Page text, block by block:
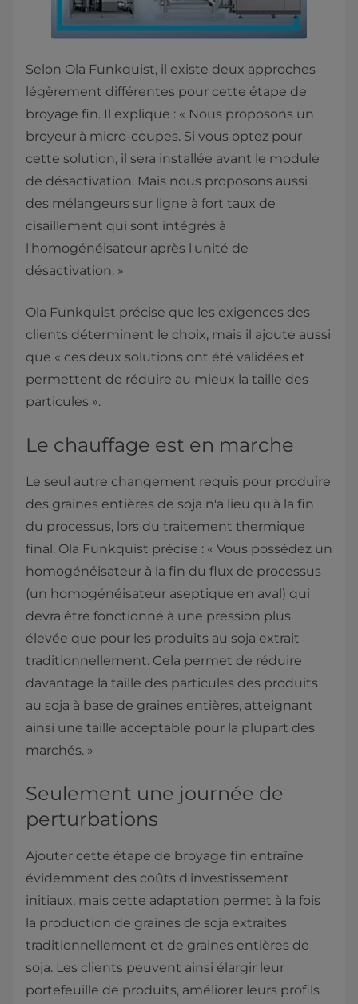
Selon Ola Funkquist, il existe deux approches
légèrement différentes pour cette étape de
broyage fin. Il explique : « Nous proposons un
broyeur à micro-coupes. Si vous optez pour
cette solution, il sera installée avant le module
de désactivation. Mais nous proposons aussi
des mélangeurs sur ligne à fort taux de
cisaillement qui sont intégrés à
l'homogénéisateur après l'unité de
désactivation. »
Ola Funkquist précise que les exigences des
clients déterminent le choix, mais il ajoute aussi
que « ces deux solutions ont été validées et
permettent de réduire au mieux la taille des
particules ».
Le chauffage est en marche
Le seul autre changement requis pour produire
des graines entières de soja n'a lieu qu'à la fin
du processus, lors du traitement thermique
final. Ola Funkquist précise : « Vous possédez un
homogénéisateur à la fin du flux de processus
(un homogénéisateur aseptique en aval) qui
devra être fonctionné à une pression plus
élevée que pour les produits au soja extrait
traditionnellement. Cela permet de réduire
davantage la taille des particules des produits
au soja à base de graines entières, atteignant
ainsi une taille acceptable pour la plupart des
marchés. »
Seulement une journée de
perturbations
Ajouter cette étape de broyage fin entraîne
évidemment des coûts d'investissement
initiaux, mais cette adaptation permet à la fois
la production de graines de soja extraites
traditionnellement et de graines entières de
soja. Les clients peuvent ainsi élargir leur
portefeuille de produits, améliorer leurs profils